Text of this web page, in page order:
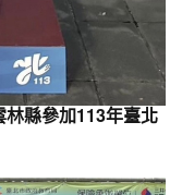
縣參加113年臺北